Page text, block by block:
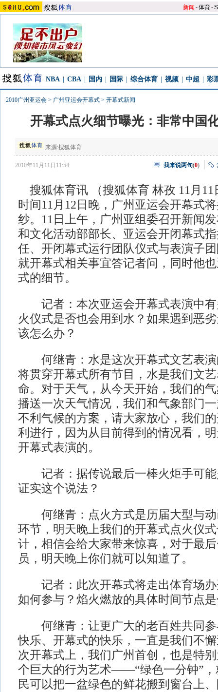
新闻 -体育-S
NBA CBA 国内 国际 综合体育 视频 中超 彩
2010广州亚运会 > 广州亚运会开幕式 > 开幕式新闻
开幕式点火细节曝光：非常中国
来源:搜狐体育
2010年11月11日11:54 我来说两句(0)
搜狐体育讯 （搜狐体育 林孜 11月11
时间11月12日晚，广州亚运会开幕式
纱。11日上午，广州亚组委召开新闻
和文化活动部部长、亚运会开闭幕式
任、开闭幕式运行团队仪式与表演子
就开幕式相关事宜答记者问，同时他
式的细节。
记者：本次亚运会开幕式表演中有
火仪式是否也会用到水？如果遇到恶
该怎么办？
何继青：水是这次开幕式文艺表演
将贯穿开幕式所有节目，水是我们文
命。对于天气，从今天开始，我们的
播送一次天气情况，我们和气象部门
不利气候的方案，请大家放心，我们
利进行，因为从目前得到的情况看，
开幕式表演的。
记者：据传说最后一棒火炬手可能
证实这个说法？
何继青：点火方式是历届大型与动
环节，明天晚上我们的开幕式点火仪
计，相信会给大家带来惊喜，对于最
员，明天晚上你们就可以知道了。
记者：此次开幕式将走出体育场办
如何参与？焰火燃放的具体时间节点
何继青：让更广大的老百姓共同参
快乐、开幕式的快乐，一直是我们不
次开幕式上，我们广州首创，也是特
个巨大的行为艺术——“绿色一分钟”，
民可以把一盆绿色的鲜花搬到窗台上